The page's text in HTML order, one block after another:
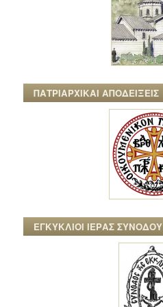
ΠΑΤΡΙΑΡΧΙΚΑΙ ΑΠΟΔΕΙΞΕΙΣ
ΕΓΚΥΚΛΙΟΙ ΙΕΡΑΣ ΣΥΝΟΔΟΥ